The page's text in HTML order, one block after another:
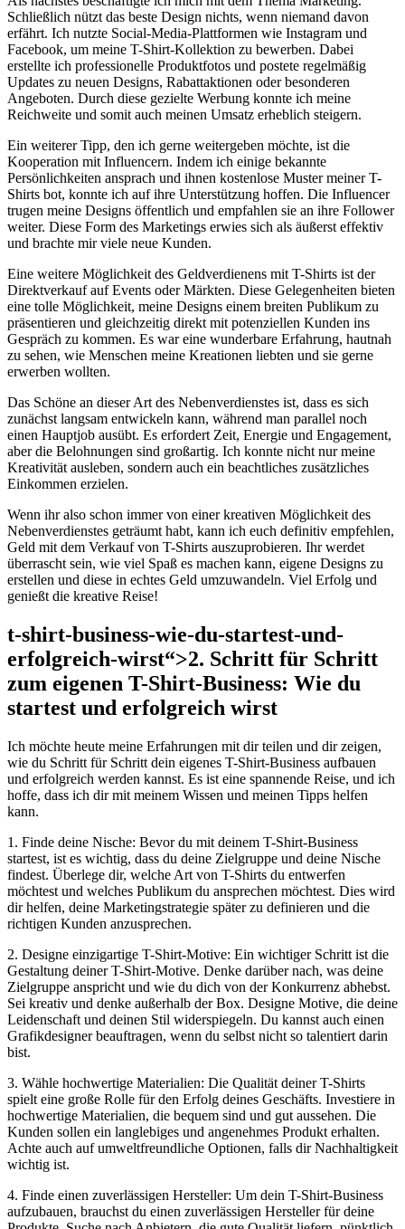
Schließlich nützt das beste Design nichts, wenn niemand davon
erfährt. Ich nutzte Social-Media-Plattformen wie Instagram und
Facebook, um meine T-Shirt-Kollektion zu bewerben. Dabei
erstellte ich professionelle Produktfotos und postete regelmäßig
Updates zu neuen Designs, Rabattaktionen oder besonderen
Angeboten. Durch diese gezielte Werbung konnte ich meine
Reichweite und somit auch meinen Umsatz erheblich steigern.
Ein weiterer Tipp, den ich gerne weitergeben möchte, ist die
Kooperation mit Influencern. Indem ich einige bekannte
Persönlichkeiten ansprach und ihnen kostenlose Muster meiner T-
Shirts bot, konnte ich auf ihre Unterstützung hoffen. Die Influencer
trugen meine Designs öffentlich und empfahlen sie an ihre Follower
weiter. Diese Form des Marketings erwies sich als äußerst effektiv
und brachte mir viele neue Kunden.
Eine weitere Möglichkeit des Geldverdienens mit T-Shirts ist der
Direktverkauf auf Events oder Märkten. Diese Gelegenheiten bieten
eine tolle Möglichkeit, meine Designs einem breiten Publikum zu
präsentieren und gleichzeitig direkt mit potenziellen Kunden ins
Gespräch zu kommen. Es war eine wunderbare Erfahrung, hautnah
zu sehen, wie Menschen meine Kreationen liebten und sie gerne
erwerben wollten.
Das Schöne an dieser Art des Nebenverdienstes ist, dass es sich
zunächst langsam entwickeln kann, während man parallel noch
einen Hauptjob ausübt. Es erfordert Zeit, Energie und Engagement,
aber die Belohnungen sind großartig. Ich konnte nicht nur meine
Kreativität ausleben, sondern auch ein beachtliches zusätzliches
Einkommen erzielen.
Wenn ihr also schon immer von einer kreativen Möglichkeit des
Nebenverdienstes geträumt habt, kann ich euch definitiv empfehlen,
Geld mit dem Verkauf von T-Shirts auszuprobieren. Ihr werdet
überrascht sein, wie viel Spaß es machen kann, eigene Designs zu
erstellen und diese in echtes Geld umzuwandeln. Viel Erfolg und
genießt die kreative Reise!
t-shirt-business-wie-du-startest-und-
erfolgreich-wirst“>2. Schritt für Schritt
zum eigenen T-Shirt-Business: Wie du
startest und erfolgreich wirst
Ich möchte heute meine Erfahrungen mit dir teilen und dir zeigen,
wie du Schritt für Schritt dein eigenes T-Shirt-Business aufbauen
und erfolgreich werden kannst. Es ist eine spannende Reise, und ich
hoffe, dass ich dir mit meinem Wissen und meinen Tipps helfen
kann.
1. Finde deine Nische: Bevor du mit deinem T-Shirt-Business
startest, ist es wichtig, dass du deine Zielgruppe und deine Nische
findest. Überlege dir, welche Art von T-Shirts du entwerfen
möchtest und welches Publikum du ansprechen möchtest. Dies wird
dir helfen, deine Marketingstrategie später zu definieren und die
richtigen Kunden anzusprechen.
2. Designe einzigartige T-Shirt-Motive: Ein wichtiger Schritt ist die
Gestaltung deiner T-Shirt-Motive. Denke darüber nach, was deine
Zielgruppe anspricht und wie du dich von der Konkurrenz abhebst.
Sei kreativ und denke außerhalb der Box. Designe Motive, die deine
Leidenschaft und deinen Stil widerspiegeln. Du kannst auch einen
Grafikdesigner beauftragen, wenn du selbst nicht so talentiert darin
bist.
3. Wähle hochwertige Materialien: Die Qualität deiner T-Shirts
spielt eine große Rolle für den Erfolg deines Geschäfts. Investiere in
hochwertige Materialien, die bequem sind und gut aussehen. Die
Kunden sollen ein langlebiges und angenehmes Produkt erhalten.
Achte auch auf umweltfreundliche Optionen, falls dir Nachhaltigkeit
wichtig ist.
4. Finde einen zuverlässigen Hersteller: Um dein T-Shirt-Business
aufzubauen, brauchst du einen zuverlässigen Hersteller für deine